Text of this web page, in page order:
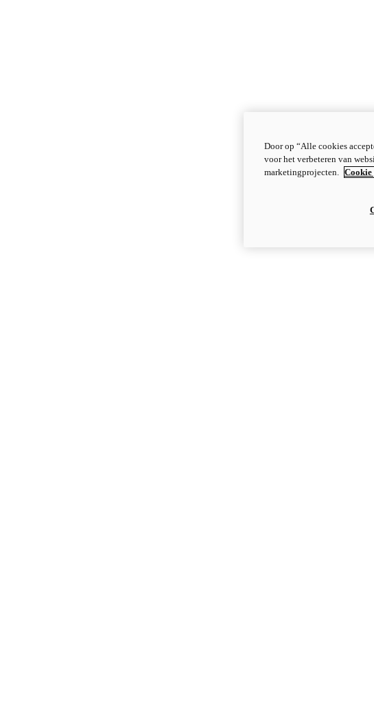
Door op “Alle cookies
voor het verbeteren van
marketingprojecten.